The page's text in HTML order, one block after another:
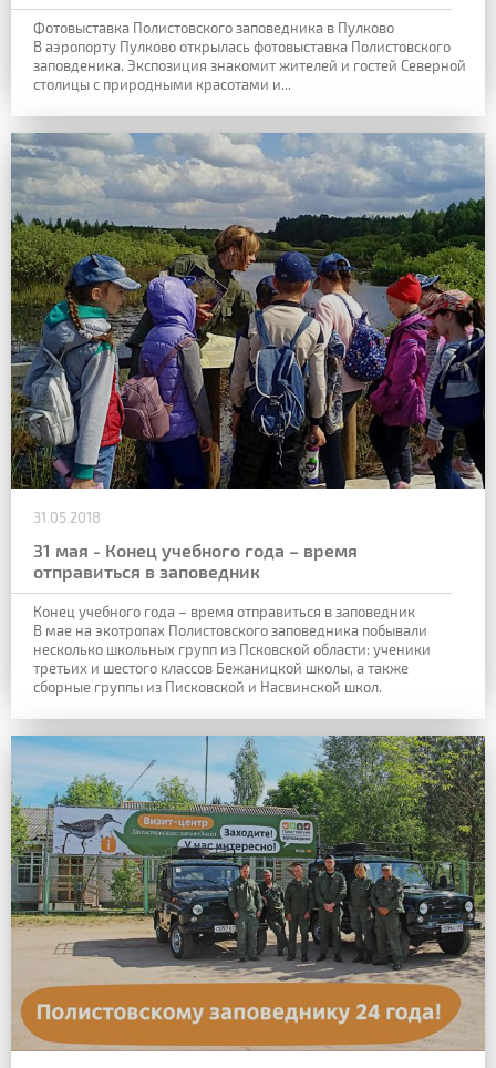
Фотовыставка Полистовского заповедника в Пулково
В аэропорту Пулково открылась фотовыставка Полистовского
заповденика. Экспозиция знакомит жителей и гостей Северной
столицы с природными красотами и...
31.05.2018
31 мая - Конец учебного года – время
отправиться в заповедник
Конец учебного года – время отправиться в заповедник
В мае на экотропах Полистовского заповедника побывали
несколько школьных групп из Псковской области: ученики
третьих и шестого классов Бежаницкой школы, а также
сборные группы из Писковской и Насвинской школ.